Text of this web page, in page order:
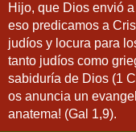
Hijo, que Dios envió
eso predicamos a
judíos y locura para
tanto judíos como
sabiduría de Dios (1
os anuncia un
anatema! (Gal 1,9).